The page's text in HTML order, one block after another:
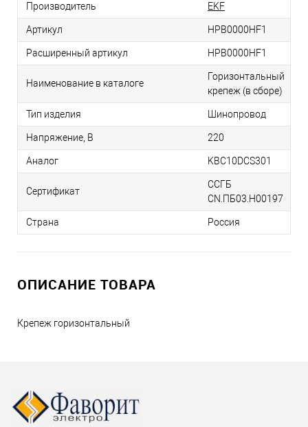
Производитель EKF
Артикул HPB0000HF1
Расширенный артикул HPB0000HF1
Наименование в каталоге
Горизонтальный
крепеж (в сборе)
Тип изделия Шинопровод
Напряжение, В 220
Аналог KBC10DCS301
Сертификат
ССГБ
CN.ПБ03.H00197
Страна Россия
ОПИСАНИЕ ТОВАРА
Крепеж горизонтальный